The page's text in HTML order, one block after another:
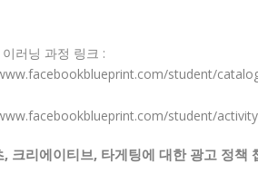
러닝 과정 링크 :
student/
student/
, 크리에이티브, 타게팅에 대한 광고 정책